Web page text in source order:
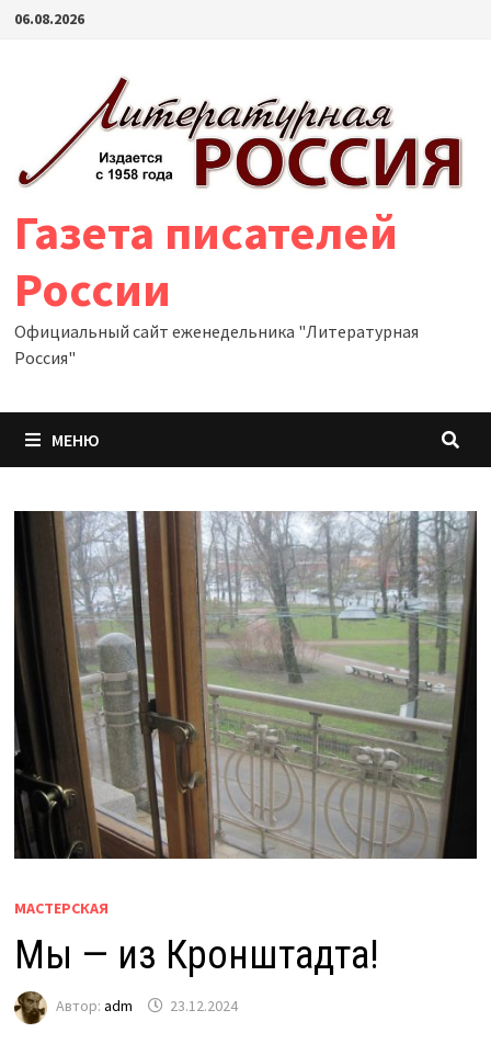
Перейти
06.08.2026
Газета писателей
России
Официальный сайт еженедельника "Литературная
Россия"
МЕНЮ
МАСТЕРСКАЯ
Мы — из Кронштадта!
Автор: adm 23.12.2024